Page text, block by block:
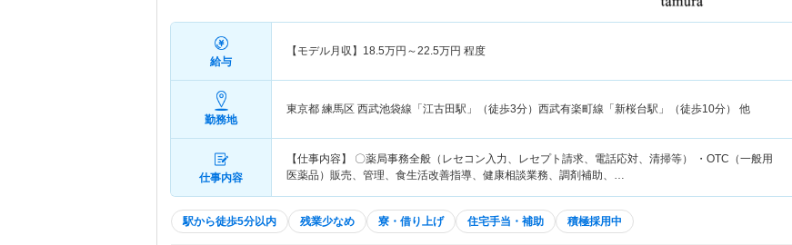
給与
【モデル月収】 18.5万円～22.5万円 程度
勤務地
東京都 練馬区 西武池袋線「江古田駅」（徒歩3分）西武有楽町線「新桜台駅」（徒歩10分） 他
仕事内容
【仕事内容】 〇薬局事務全般（レセコン入力、レセプト請求、電話応対、清掃等） ・OTC（一般用
医薬品）販売、管理、食生活改善指導、健康相談業務、調剤補助、…
駅から徒歩5分以内 残業少なめ 寮・借り上げ 住宅手当・補助 積極採用中